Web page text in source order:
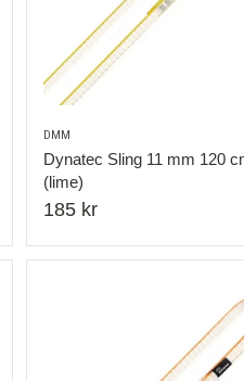
DMM
Dynatec Sling 11 mm 120
(lime)
185 kr